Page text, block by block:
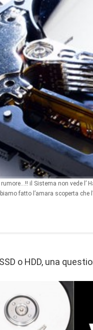
rumore…!! il Sistema non vede
fatto l’amara scoperta che
SSD o HDD, una